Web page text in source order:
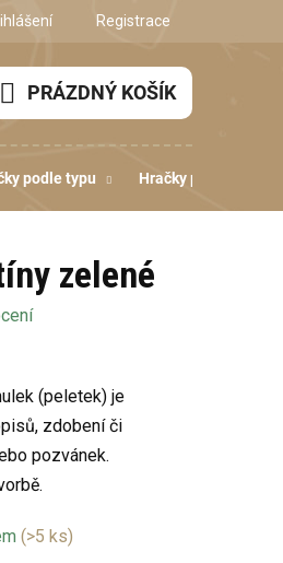
Registrace
PRÁZDNÝ KOŠÍK
podle typu Hračky podle
zelené
(peletek) je
zdobení či
pozvánek.
(>5 ks)